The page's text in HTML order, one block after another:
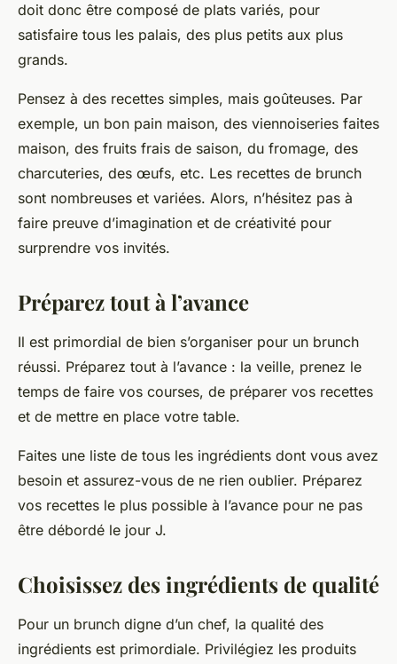
doit donc être composé de plats variés, pour
satisfaire tous les palais, des plus petits aux plus
grands.
Pensez à des recettes simples, mais goûteuses. Par
exemple, un bon pain maison, des viennoiseries faites
maison, des fruits frais de saison, du fromage, des
charcuteries, des œufs, etc. Les recettes de brunch
sont nombreuses et variées. Alors, n’hésitez pas à
faire preuve d’imagination et de créativité pour
surprendre vos invités.
Préparez tout à l’avance
Il est primordial de bien s’organiser pour un brunch
réussi. Préparez tout à l’avance : la veille, prenez le
temps de faire vos courses, de préparer vos recettes
et de mettre en place votre table.
Faites une liste de tous les ingrédients dont vous avez
besoin et assurez-vous de ne rien oublier. Préparez
vos recettes le plus possible à l’avance pour ne pas
être débordé le jour J.
Choisissez des ingrédients de qualité
Pour un brunch digne d’un chef, la qualité des
ingrédients est primordiale. Privilégiez les produits